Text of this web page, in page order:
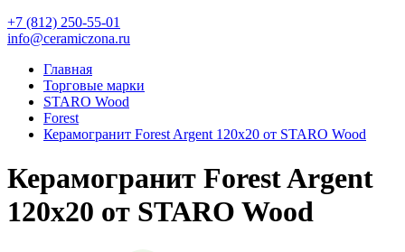
+7 (812) 250-55-01
info@ceramiczona.ru
Главная
Торговые марки
STARO Wood
Forest
Керамогранит Forest Argent 120x20 от STARO Wood
Керамогранит Forest Argent
120x20 от STARO Wood